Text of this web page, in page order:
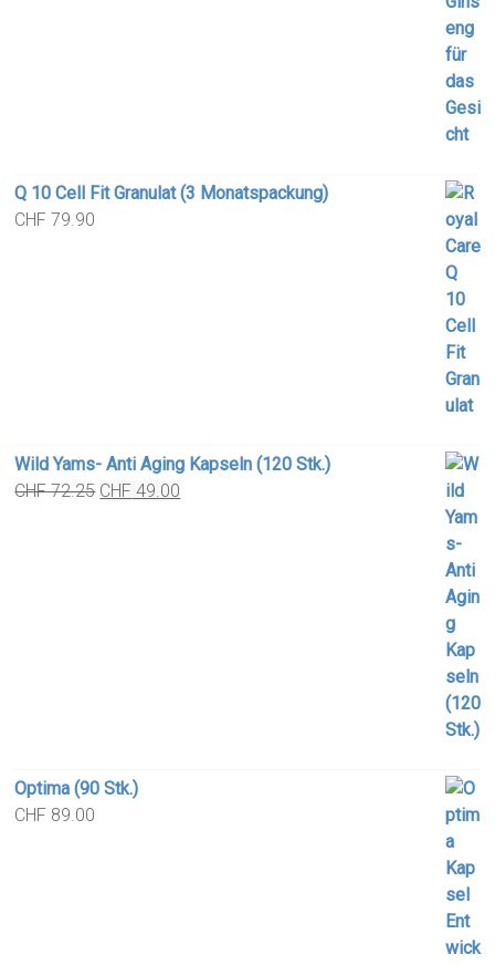
Q 10 Cell Fit Granulat (3 Monatspackung)
CHF 79.90
Wild Yams- Anti Aging Kapseln (120 Stk.)
CHF72.25 Original
CHF 49.00
Optima (90 Stk.)
CHF 89.00